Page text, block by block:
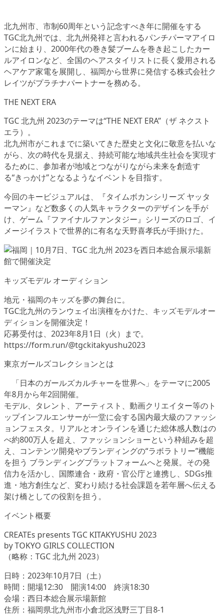
北九州市、市制60周年という記念すべき年に開催をする
TGC北九州では、北九州発祥と言われるパンチパーマアイロ
ンに始まり、2000年代の巻き髪ブームを巻き起こしたカー
ルアイロンなど、全国のヘアスタイリストに長く愛用される
ヘアケア家電を展開し、福岡から世界に発信する株式会社ク
レイツがプラチナパートナーを務める。
THE NEXT ERA
TGC 北九州 2023のテーマは“THE NEXT ERA”（ザ ネクスト
エラ）。
北九州市がこれまでに築いてきた歴史と文化に敬意を払いな
がら、次の時代を見据え、持続可能な地域共生社会を実現す
るために、参加者が地域とつながりながら未来を創造す
る“きっかけ”となるようなイベントを目指す。
今回のキービジュアルは、『タイムボカンシリーズ ヤッタ
ーマン』など数多くの人気キャラクターのデザインを手が
け、ゲーム『ファイナルファンタジー』シリーズのロゴ、イ
メージイラストで世界的に有名な天野喜孝氏が手掛けた。
キッズモデル オーディション
地元・福岡のキッズを夢の舞台に。
TGC北九州のランウェイ出演権をかけた、キッズモデルオー
ディションを開催決定！
応募受付は、2023年8月1日（火）まで。
https://form.run/@tgckitakyushu2023
東京ガールズコレクションとは
「日本のガールズカルチャーを世界へ」をテーマに2005
年8月から年2回開催。
モデル、タレント、アーティスト、動画クリエイター等のト
ップインフルエンサーが一堂に会する国内最大級のファッシ
ョンフェスタ。リアルとオンラインを通じた総体感人数はの
べ約800万人を超え、ファッションショーという枠組みを超
え、コンテンツ開発やブランディングの“ラボラトリー”機能
を担う ブランディングプラットフォームへと発展。その発
信力を活かし、国際連合・政府・官公庁と連携し、SDGs推
進・地方創生など、変わり続ける社会課題を若年層へ伝える
架け橋としての役割を担う。
イベント概要
CREATEs presents TGC KITAKYUSHU 2023
by TOKYO GIRLS COLLECTION
（略称：TGC 北九州 2023）
日時：2023年10月7日（土）
時間：開場12:30 開演14:00 終演18:30
会場：西日本総合展示場新館
住所：福岡県北九州市小倉北区浅野三丁目8-1